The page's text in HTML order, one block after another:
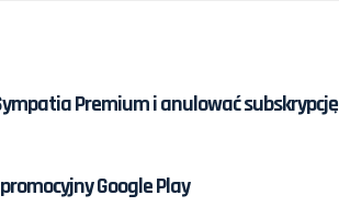
Premium i anulować subskrypcję
Google Play